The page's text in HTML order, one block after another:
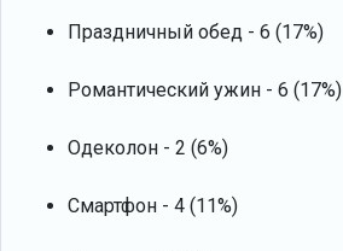
Праздничный обед - 6 (17%)
Романтический ужин - 6 (17%)
Одеколон - 2 (6%)
Смартфон - 4 (11%)